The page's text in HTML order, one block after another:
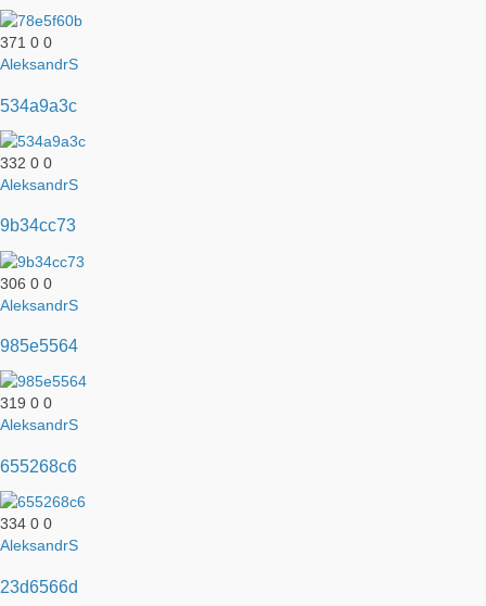
371 0 0
AleksandrS
534a9a3c
332 0 0
AleksandrS
9b34cc73
306 0 0
AleksandrS
985e5564
319 0 0
AleksandrS
655268c6
334 0 0
AleksandrS
23d6566d